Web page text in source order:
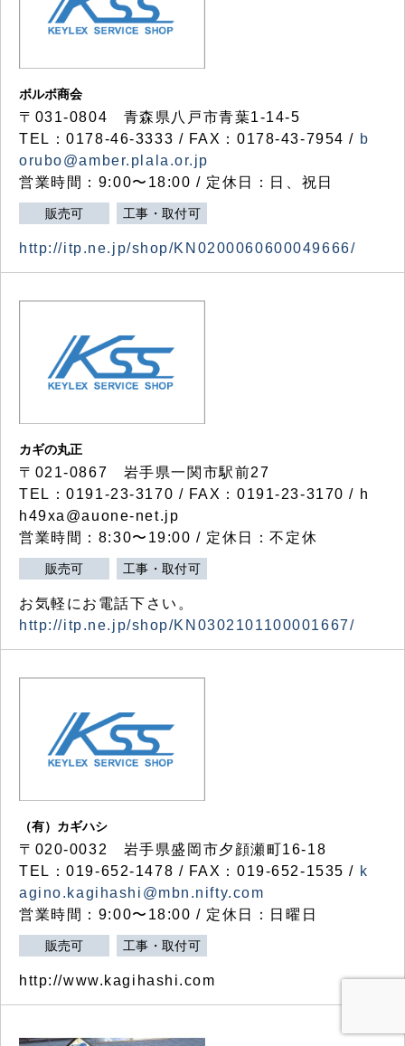
ボルボ商会
〒031-0804 青森県八戸市青葉1-14-5
TEL：0178-46-3333 / FAX：0178-43-7954 / b
orubo@amber.plala.or.jp
営業時間：9:00〜18:00 / 定休日：日、祝日
販売可 工事・取付可
http://itp.ne.jp/shop/KN0200060600049666/
カギの丸正
〒021-0867 岩手県一関市駅前27
TEL：0191-23-3170 / FAX：0191-23-3170 / h
h49xa@auone-net.jp
営業時間：8:30〜19:00 / 定休日：不定休
販売可 工事・取付可
お気軽にお電話下さい。
http://itp.ne.jp/shop/KN0302101100001667/
（有）カギハシ
〒020-0032 岩手県盛岡市夕顔瀬町16-18
TEL：019-652-1478 / FAX：019-652-1535 / k
agino.kagihashi@mbn.nifty.com
営業時間：9:00〜18:00 / 定休日：日曜日
販売可 工事・取付可
http://www.kagihashi.com